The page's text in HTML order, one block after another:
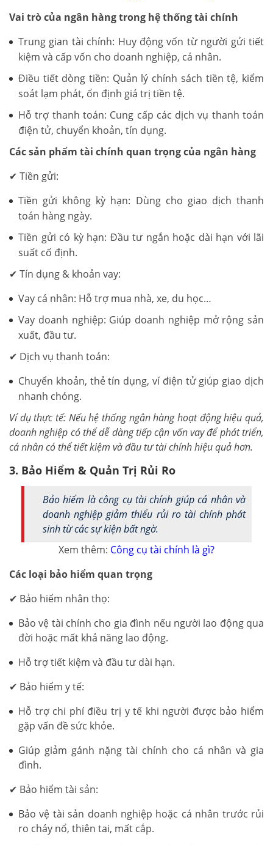
Vai trò của ngân hàng trong hệ thống tài chính
Trung gian tài chính: Huy động vốn từ người gửi tiết
kiệm và cấp vốn cho doanh nghiệp, cá nhân.
Điều tiết dòng tiền: Quản lý chính sách tiền tệ, kiểm
soát lạm phát, ổn định giá trị tiền tệ.
Hỗ trợ thanh toán: Cung cấp các dịch vụ thanh toán
điện tử, chuyển khoản, tín dụng.
Các sản phẩm tài chính quan trọng của ngân hàng
✔ Tiền gửi:
Tiền gửi không kỳ hạn: Dùng cho giao dịch thanh
toán hàng ngày.
Tiền gửi có kỳ hạn: Đầu tư ngắn hoặc dài hạn với lãi
suất cố định.
✔ Tín dụng & khoản vay:
Vay cá nhân: Hỗ trợ mua nhà, xe, du học…
Vay doanh nghiệp: Giúp doanh nghiệp mở rộng sản
xuất, đầu tư.
✔ Dịch vụ thanh toán:
Chuyển khoản, thẻ tín dụng, ví điện tử giúp giao dịch
nhanh chóng.
Ví dụ thực tế: Nếu hệ thống ngân hàng hoạt động hiệu quả,
doanh nghiệp có thể dễ dàng tiếp cận vốn vay để phát triển,
cá nhân có thể tiết kiệm và đầu tư tài chính hiệu quả hơn.
3. Bảo Hiểm & Quản Trị Rủi Ro
Bảo hiểm là công cụ tài chính giúp cá nhân và
doanh nghiệp giảm thiểu rủi ro tài chính phát
sinh từ các sự kiện bất ngờ.
Xem thêm: Công cụ tài chính là gì?
Các loại bảo hiểm quan trọng
✔ Bảo hiểm nhân thọ:
Bảo vệ tài chính cho gia đình nếu người lao động qua
đời hoặc mất khả năng lao động.
Hỗ trợ tiết kiệm và đầu tư dài hạn.
✔ Bảo hiểm y tế:
Hỗ trợ chi phí điều trị y tế khi người được bảo hiểm
gặp vấn đề sức khỏe.
Giúp giảm gánh nặng tài chính cho cá nhân và gia
đình.
✔ Bảo hiểm tài sản:
Bảo vệ tài sản doanh nghiệp hoặc cá nhân trước rủi
ro cháy nổ, thiên tai, mất cắp.